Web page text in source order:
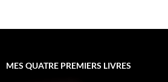
MES QUATRE PREMIERS LIVRES